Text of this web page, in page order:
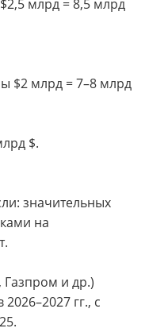
млрд = 8,5 млрд
$2 млрд = 7–8 млрд
$.
значительных
на
и др.)
гг., с